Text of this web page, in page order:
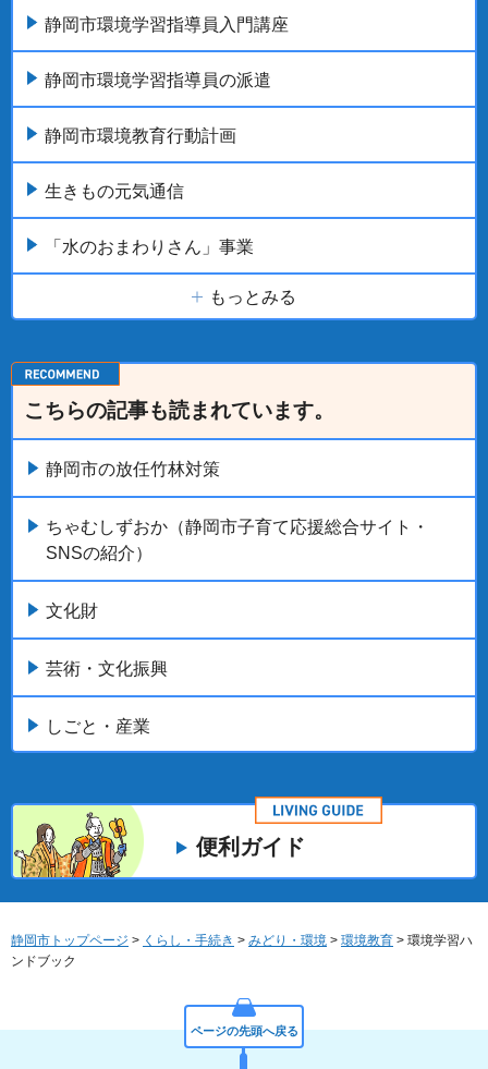
静岡市環境学習指導員入門講座
静岡市環境学習指導員の派遣
静岡市環境教育行動計画
生きもの元気通信
「水のおまわりさん」事業
もっとみる
こちらの記事も読まれています。
静岡市の放任竹林対策
ちゃむしずおか（静岡市子育て応援総合サイト・
SNSの紹介）
文化財
芸術・文化振興
しごと・産業
便利ガイド
静岡市トップページ > くらし・手続き > みどり・環境 > 環境教育 > 環境学習ハ
ンドブック
ページの先頭へ戻る